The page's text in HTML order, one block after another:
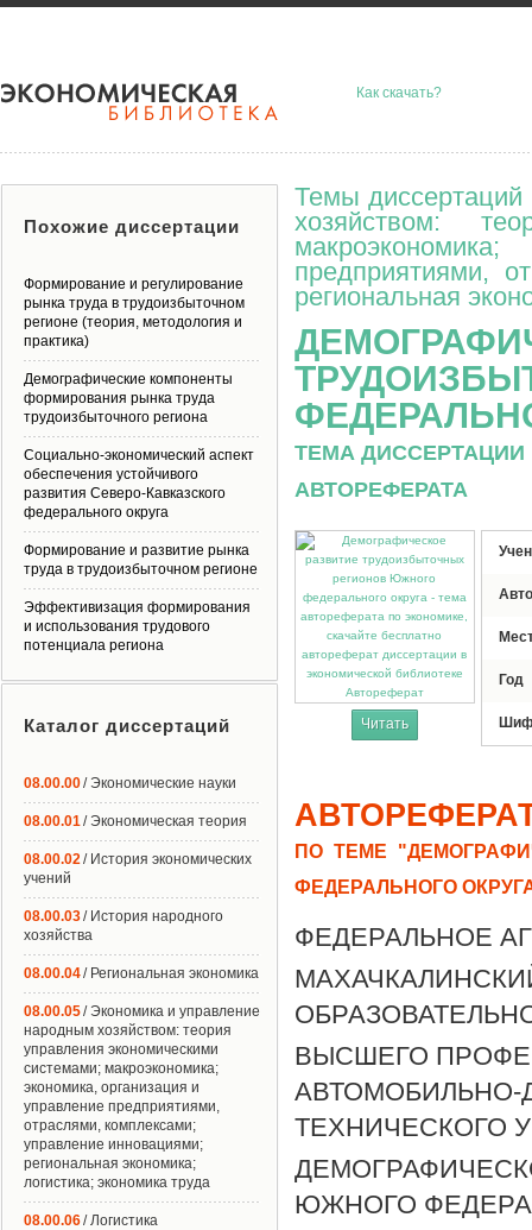
Как скачать?
Темы диссертаций
хозяйством:
предприятиями,
региональная
ТЕМА
АВТОРЕФЕРАТА
Автореферат
Читать
Год
ПО ТЕМЕ
ФЕДЕРАЛЬНОГО
ФЕДЕРАЛЬНОЕ
ВЫСШЕГО
ТЕХНИЧЕСКОГО
ЮЖНОГО
Похожие диссертации
Формирование и регулирование
рынка труда в трудоизбыточном
регионе (теория, методология и
практика)
Демографические компоненты
формирования рынка труда
трудоизбыточного региона
Социально-экономический аспект
обеспечения устойчивого
развития Северо-Кавказского
федерального округа
Формирование и развитие рынка
труда в трудоизбыточном регионе
Эффективизация формирования
и использования трудового
потенциала региона
Каталог диссертаций
08.00.00/ Экономические науки
08.00.01/ Экономическая теория
08.00.02/ История экономических
учений
08.00.03/ История народного
хозяйства
08.00.04/ Региональная экономика
08.00.05/ Экономика и управление
народным хозяйством: теория
управления экономическими
системами; макроэкономика;
экономика, организация и
управление предприятиями,
отраслями, комплексами;
управление инновациями;
региональная экономика;
логистика; экономика труда
08.00.06/ Логистика